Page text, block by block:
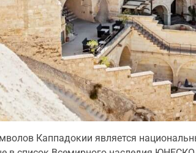
Каппадокии является